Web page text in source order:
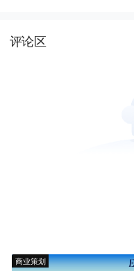
评论区
商业策划